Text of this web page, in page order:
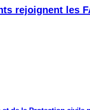
rejoignent les